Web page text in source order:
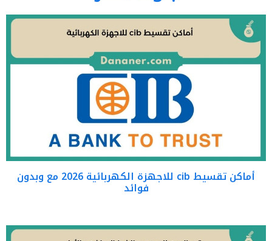
أماكن تقسيط cib للاجهزة الكهربائية 2026 مع وبدون
فوائد